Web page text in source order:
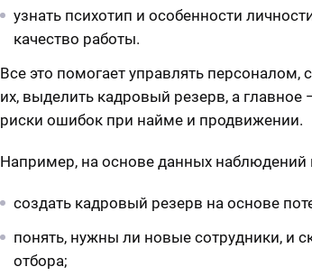
узнать психотип и особенности
качество работы.
Все это помогает управлять персоналом,
их, выделить кадровый резерв, а главное
риски ошибок при найме и продвижении.
Например, на основе данных
создать кадровый резерв на основе
понять, нужны ли новые сотрудники, и
отбора;